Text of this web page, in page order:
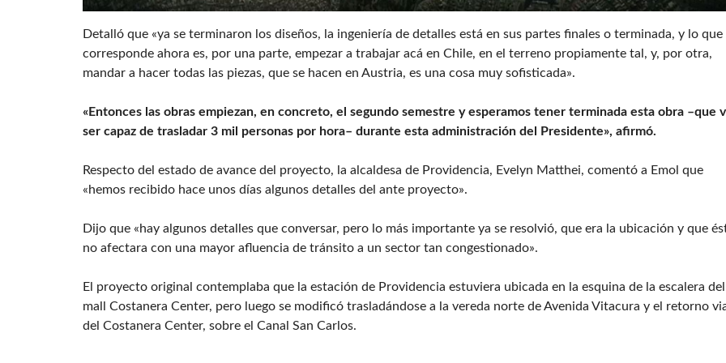
Detalló que «ya se terminaron los diseños, la ingeniería de detalles está en sus partes finales o terminada, y lo que
corresponde ahora es, por una parte, empezar a trabajar acá en Chile, en el terreno propiamente tal, y, por otra,
mandar a hacer todas las piezas, que se hacen en Austria, es una cosa muy sofisticada».
«Entonces las obras empiezan, en concreto, el segundo semestre y esperamos tener terminada esta obra –que
ser capaz de trasladar 3 mil personas por hora– durante esta administración del Presidente», afirmó.
Respecto del estado de avance del proyecto, la alcaldesa de Providencia, Evelyn Matthei, comentó a Emol que
«hemos recibido hace unos días algunos detalles del ante proyecto».
Dijo que «hay algunos detalles que conversar, pero lo más importante ya se resolvió, que era la ubicación y que
no afectara con una mayor afluencia de tránsito a un sector tan congestionado».
El proyecto original contemplaba que la estación de Providencia estuviera ubicada en la esquina de la escalera del
mall Costanera Center, pero luego se modificó trasladándose a la vereda norte de Avenida Vitacura y el retorno
del Costanera Center, sobre el Canal San Carlos.